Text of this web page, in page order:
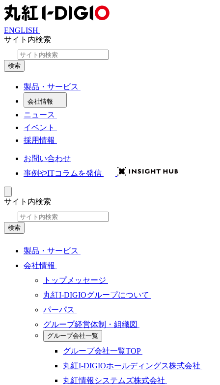
ENGLISH
サイト内検索
検索
製品・サービス
会社情報
ニュース
イベント
採用情報
お問い合わせ
事例やITコラムを発信
サイト内検索
検索
製品・サービス
会社情報
トップメッセージ
丸紅I-DIGIOグループについて
パーパス
グループ経営体制・組織図
グループ会社一覧
グループ会社一覧TOP
丸紅I-DIGIOホールディングス株式会社
丸紅情報システムズ株式会社